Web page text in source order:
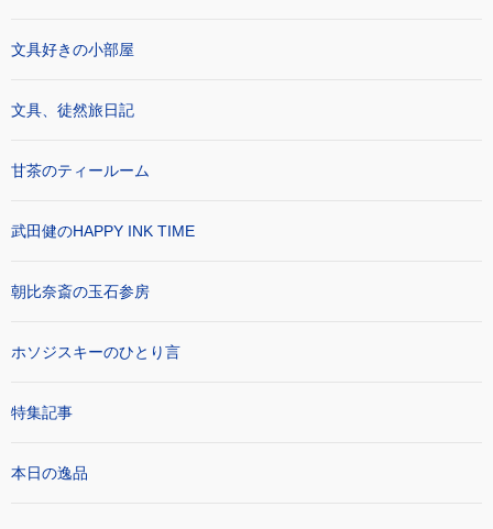
文具好きの小部屋
文具、徒然旅日記
甘茶のティールーム
武田健のHAPPY INK TIME
朝比奈斎の玉石参房
ホソジスキーのひとり言
特集記事
本日の逸品